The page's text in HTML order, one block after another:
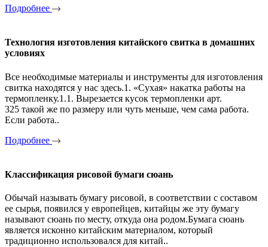
Подробнее
Технология изготовления китайского свитка в домашних
условиях
Все необходимые материалы и инструменты для изготовления
свитка находятся у нас здесь.1. «Сухая» накатка работы на
термопленку.1.1. Вырезается кусок термопленки арт.
325 такой же по размеру или чуть меньше, чем сама работа.
Если работа..
Подробнее
Классификация рисовой бумаги сюань
Обычай называть бумагу рисовой, в соответствии с составом
ее сырья, появился у европейцев, китайцы же эту бумагу
называют сюань по месту, откуда она родом.Бумага сюань
является исконно китайским материалом, который
традиционно использовался для китай..